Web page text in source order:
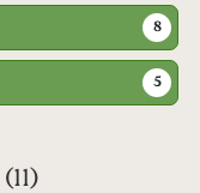
8
5
(11)